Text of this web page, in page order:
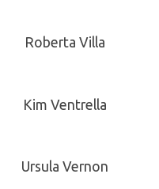
Roberta Villa
Kim Ventrella
Ursula Vernon